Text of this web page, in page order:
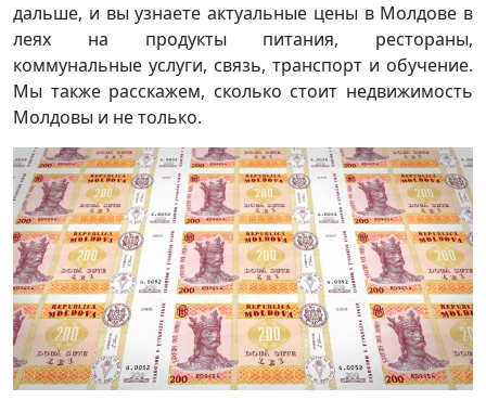
дальше, и вы узнаете актуальные цены в Молдове в
леях на продукты питания, рестораны,
коммунальные услуги, связь, транспорт и обучение.
Мы также расскажем, сколько стоит недвижимость
Молдовы и не только.